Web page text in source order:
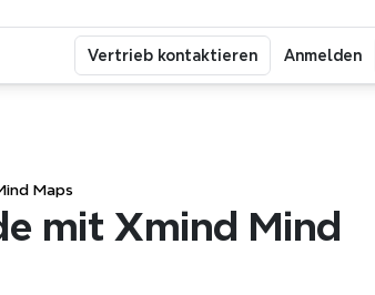
Maps
mit Xmind Mind
Vertrieb kontaktieren Anmelden